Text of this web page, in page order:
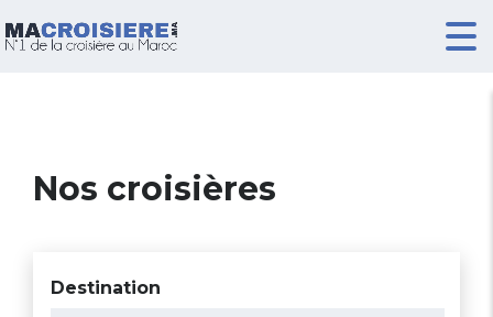
Nos croisières
Destination